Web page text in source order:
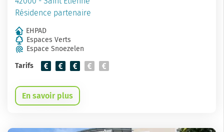
Résidence partenaire
EHPAD
Espaces Verts
Espace Snoezelen
Tarifs
En savoir plus